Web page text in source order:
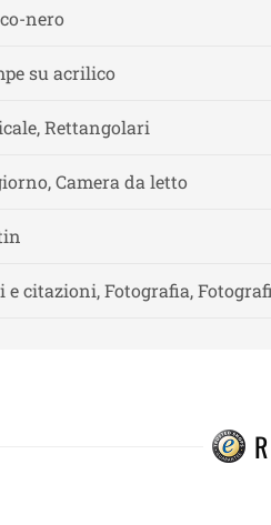
nero
su acrilico
Rettangolari
Camera da letto
e citazioni, Fotografia,